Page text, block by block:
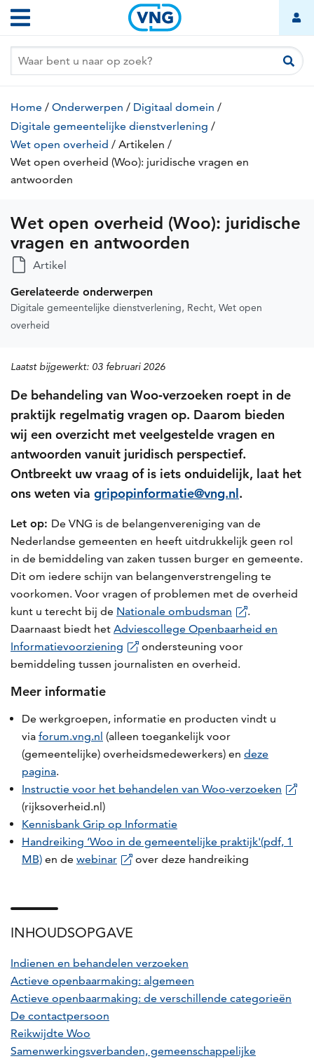
Overslaan
en
naar
inhoud
Hoofdnavigatie
Wet
open
overheid
(Woo):
vragen
en
antwoorden
Kruimelpad
Home / Onderwerpen / Digitaal domein /
Digitale gemeentelijke dienstverlening /
Wet open overheid / Artikelen (huidige
pagina)
/
Wet open overheid (Woo): juridische vragen en
antwoorden
Wet open overheid (Woo): juridische
vragen en antwoorden
Artikel
Gerelateerde onderwerpen
Digitale gemeentelijke dienstverlening Recht Wet open
overheid
Laatst bijgewerkt: 03 februari 2026
De behandeling van Woo‑verzoeken roept in de
praktijk regelmatig vragen op. Daarom bieden
wij een overzicht met veelgestelde vragen en
antwoorden vanuit juridisch perspectief.
Ontbreekt uw vraag of is iets onduidelijk, laat het
ons weten via gripopinformatie@vng.nl.
Let op: De VNG is de belangenvereniging van de
Nederlandse gemeenten en heeft uitdrukkelijk geen rol
in de bemiddeling van zaken tussen burger en gemeente.
Dit om iedere schijn van belangenverstrengeling te
voorkomen. Voor vragen of problemen met de overheid
kunt u terecht bij de Nationale ombudsman
.
Daarnaast biedt het Adviescollege Openbaarheid en
Informatievoorziening
ondersteuning voor
bemiddeling tussen journalisten en overheid.
Meer informatie
De werkgroepen, informatie en producten vindt u
via forum.vng.nl (alleen toegankelijk voor
(gemeentelijke) overheidsmedewerkers) en deze
pagina.
Instructie voor het behandelen van Woo-verzoeken
(rijksoverheid.nl)
Kennisbank Grip op Informatie
Handreiking ‘Woo in de gemeentelijke praktijk'(pdf, 1
MB) en de webinar over deze handreiking
INHOUDSOPGAVE
Indienen en behandelen verzoeken
Actieve openbaarmaking: algemeen
Actieve openbaarmaking: de verschillende categorieën
De contactpersoon
Reikwijdte Woo
Samenwerkingsverbanden, gemeenschappelijke